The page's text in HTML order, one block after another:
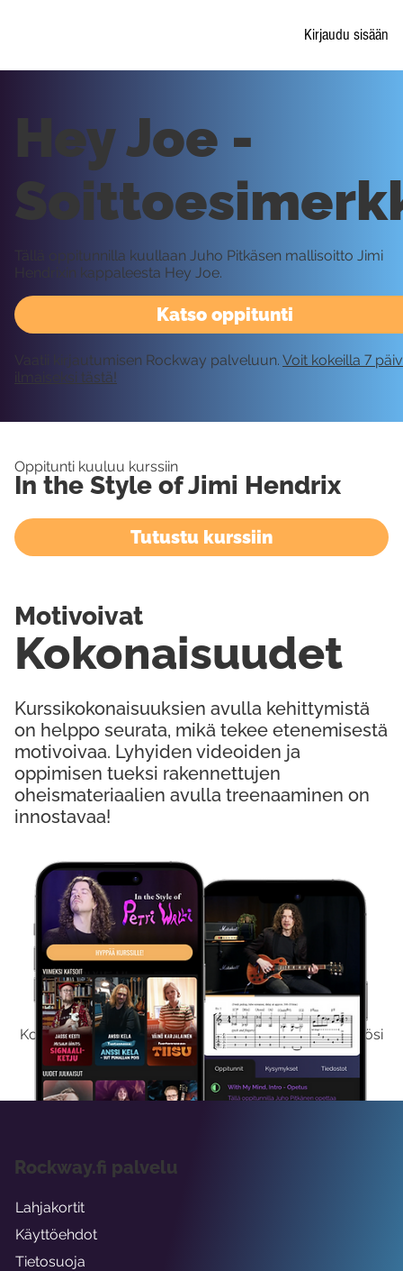
Kirjaudu sisään
Kokeile Ilmaiseksi
Kokeilemalla ilmaiseksi saat koko sisältömme käyttöösi
viikon ajaksi.
Katso oppitunti
Hey Joe -
Tällä oppitunnilla kuullaan Juho Pitkäsen mallisoitto Jimi
Hendrixin kappaleesta Hey Joe.
Vaatii kirjautumisen Rockway palveluun. Voit kokeilla 7
ilmaiseksi tästä!
Oppitunti kuuluu kurssiin
In the Style of Jimi Hendrix
Tutustu kurssiin
Kurssikokonaisuuksien avulla kehittymistä
on helppo seurata, mikä tekee etenemisestä
motivoivaa. Lyhyiden videoiden ja
oppimisen tueksi rakennettujen
oheismateriaalien avulla treenaaminen on
innostavaa!
Kokonaisuudet
Motivoivat
Rockway.fi palvelu
Lahjakortit
Käyttöehdot
Tietosuoja